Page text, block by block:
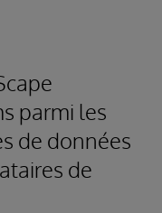
parmi les
de données
de